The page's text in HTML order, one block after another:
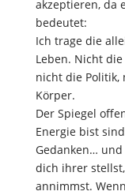
akzeptieren, da
bedeutet:
Ich trage die
Leben. Nicht
nicht die Politik,
Körper.
Der Spiegel
Energie bist
Gedanken…
dich ihrer
annimmst.